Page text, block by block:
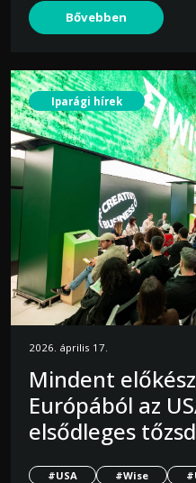
Bővebben
Iparági hírek
2026. április 17.
Mindent
Európából az
elsődleges
#USA #Wise